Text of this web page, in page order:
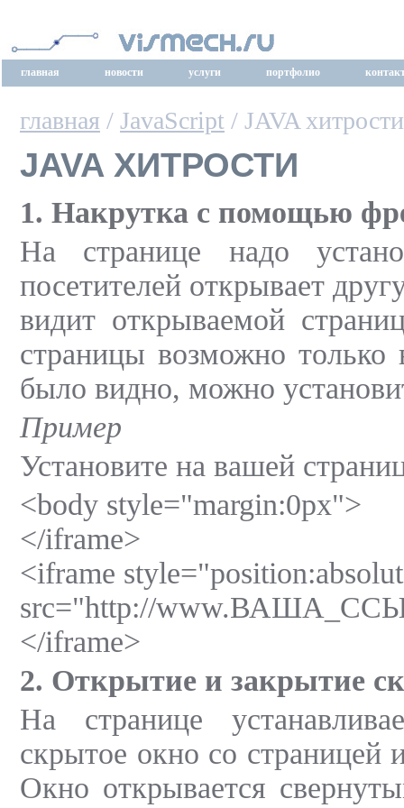
главная новости услуги портфолио
главная / JavaScript / JAVA хитрости
JAVA ХИТРОСТИ
1. Накрутка с помощью
На странице надо
посетителей открывает
видит открываемой
страницы возможно только
было видно, можно
Пример
Установите на вашей
<body style="margin:0px">
</iframe>
<iframe
src="http://
</iframe>
2. Открытие и закрытие
На странице
скрытое окно со страницей
Окно открывается